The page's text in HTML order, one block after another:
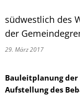
südwestlich des
der
29. März 2017
Bauleitplanung der
Aufstellung des